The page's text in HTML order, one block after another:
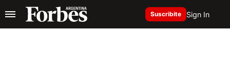
Suscribite Sign In